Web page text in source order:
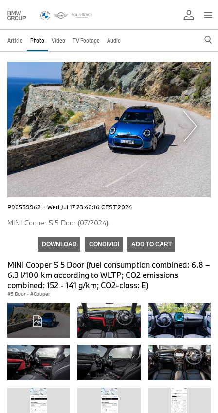
Article Photo Video TV Footage Audio
P90559962 · Wed Jul 17 23:40:16 CEST 2024
MINI Cooper S 5 Door (07/2024).
DOWNLOAD CONDIVIDI ADD TO CART
MINI Cooper S 5 Door (fuel consumption combined: 6.8 –
6.3 l/100 km according to WLTP; CO2 emissions
combined: 152 - 141 g/km; CO2-class: E)
5 Door · Cooper